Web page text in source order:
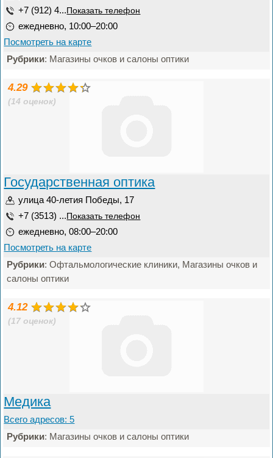
+7 (912) 4... Показать телефон
ежедневно, 10:00–20:00
Посмотреть на карте
Рубрики: Магазины очков и салоны оптики
4.29
(14 оценок)
Государственная оптика
улица 40-летия Победы, 17
+7 (3513) ... Показать телефон
ежедневно, 08:00–20:00
Посмотреть на карте
Рубрики: Офтальмологические клиники, Магазины очков и
салоны оптики
4.12
(17 оценок)
Медика
Всего адресов: 5
Рубрики: Магазины очков и салоны оптики